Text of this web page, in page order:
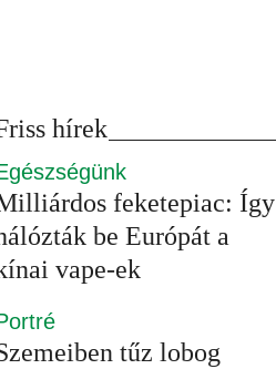
hírek
feketepiac: Így
be Európát a
vape-ek
tűz lobog